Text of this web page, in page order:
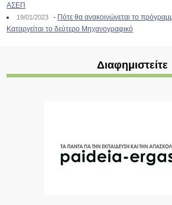
ΑΣΕΠ
19/01/2023 - Πότε θα ανακοινώνεται το
Καταργείται το δεύτερο Μηχανογραφικό
Διαφημιστείτε